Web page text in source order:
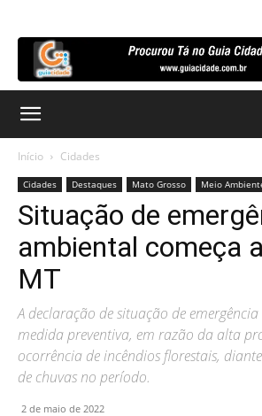
Início Cidades
Cidades Destaques Mato Grosso Meio
Situação de
ambiental começa
MT
A declaração de situação de
medida preventiva, em razão da alta
ocorrência de incêndios florestais,
de chuvas no período.
2 de maio de 2022